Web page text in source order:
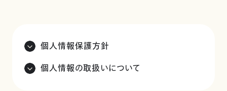
個人情報保護方針
個人情報の取扱いについて